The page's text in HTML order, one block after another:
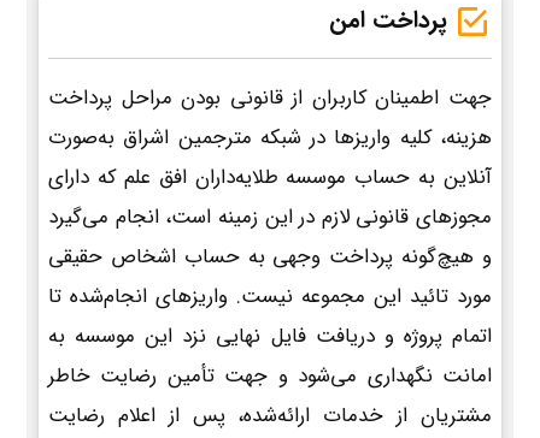
پرداخت امن
جهت اطمینان کاربران از قانونی بودن مراحل پرداخت
هزینه، کلیه واریزها در شبکه مترجمین اشراق به‌صورت
آنلاین به حساب موسسه طلایه‌داران افق علم که دارای
مجوزهای قانونی لازم در این زمینه است، انجام می‌گیرد
و هیچ‌گونه پرداخت وجهی به حساب اشخاص حقیقی
مورد تائید این مجموعه نیست. واریزهای انجام‌شده تا
اتمام پروژه و دریافت فایل نهایی نزد این موسسه به
امانت نگهداری می‌شود و جهت تأمین رضایت خاطر
مشتریان از خدمات ارائه‌شده، پس از اعلام رضایت